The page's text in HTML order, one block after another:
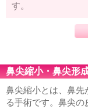
す。
鼻尖縮小・鼻尖形
鼻尖縮小とは、鼻先
る手術です。鼻尖